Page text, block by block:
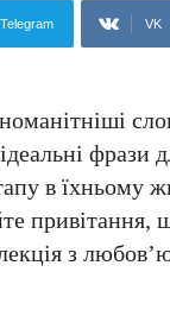
Telegram VK
фрази
в
з